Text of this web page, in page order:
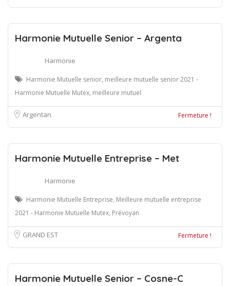
Harmonie Mutuelle Senior – Argenta
Harmonie
Harmonie Mutuelle senior, meilleure mutuelle senior 2021 -
Harmonie Mutuelle Mutex, meilleure mutuel
Argentan Fermeture !
Harmonie Mutuelle Entreprise – Met
Harmonie
Harmonie Mutuelle Entreprise, Meilleure mutuelle entreprise
2021 - Harmonie Mutuelle Mutex, Prévoyan
GRAND EST Fermeture !
Harmonie Mutuelle Senior – Cosne-C